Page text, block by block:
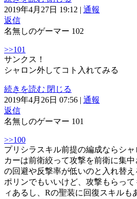
2019年4月27日 19:12 | 通報
返信
名無しのゲーマー 102
>>101
サンクス！
シャロン外してコト入れてみる
続きを読む 閉じる
2019年4月26日 07:56 | 通報
返信
名無しのゲーマー 101
>>100
プリシラスキル前提の編成ならシ
カーは前衛絞って攻撃を前衛に集
の回避や反撃率が低いのと入れ替え
ポリンでもいいけど、攻撃もらっ
ィあるし、Rの聖装に回復スキルも